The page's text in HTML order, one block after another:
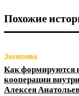
Похожие
Экономика
Как формируются
кооперации
Алексея